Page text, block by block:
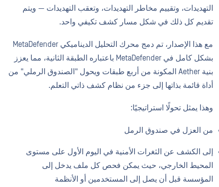
التهديدات، وتقييم مخاطر التهديدات، وتعقب التهديدات — ويتم
تقديم كل ذلك في شكل مسار كشف تكيفي واحد.
مع هذا الإصدار، تم دمج محرك التحليل الديناميكي MetaDefender
بشكل كامل في MetaDefender باعتباره الطبقة الثانية، مما يعزز
بنية Aether المكونة من أربع طبقات ويحول "الصندوق الرملي" من
أداة قائمة بذاتها إلى جزء من نظام كشف ذاتي التعلم.
وهذا يمثل تحولًا استراتيجيًا:
من العزل في صندوق الرمل
إلى الكشف عن الثغرات الأمنية في اليوم الأول على مستوى
المحيط الخارجي، حيث يمكن فحص كل ملف يدخل إلى
المؤسسة قبل أن يصل إلى المستخدمين أو الأنظمة